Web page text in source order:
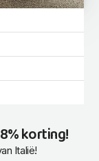
korting!
Italië!